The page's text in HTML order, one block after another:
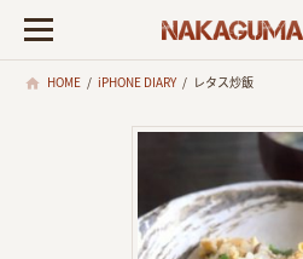
HOME / iPHONE DIARY / レタス炒飯